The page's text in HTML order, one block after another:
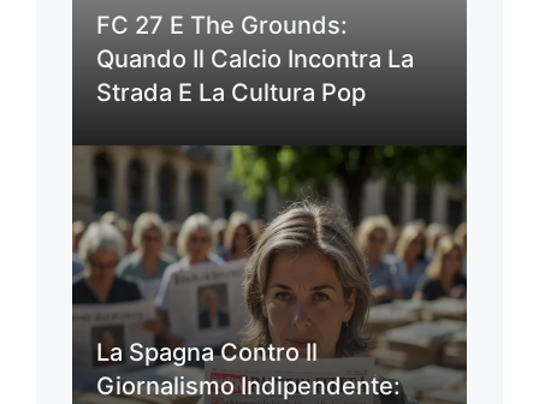
FC 27 E The Grounds:
Quando Il Calcio Incontra La
Strada E La Cultura Pop
La Spagna Contro Il
Giornalismo Indipendente: